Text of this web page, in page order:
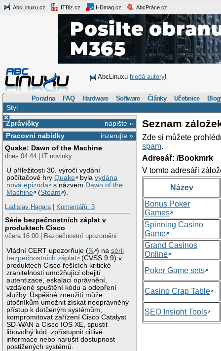
AbcLinuxu.cz ITBiz.cz HDmag.cz AbcPráce.cz
AbcLinuxu hledá autory!
Poradna FAQ Hardware Software Články Učebnice
Styl
×
napište »
Zprávičky
inzerujte »
Pracovní nabídky
Quake: Dawn of the Machine
dnes 04:44 | IT novinky
U příležitosti 30. výročí vydání
počítačové hryQuake bylavydána
nová epizoda
s názvem Dawn of the
Machine
(Steam ).
Ladislav Hagara| Komentářů: 3
Série bezpečnostních záplat v
produktech Cisco
včera 16:00 | Bezpečnostní upozornění
Vládní CERT upozorňuje (𝕏 ) nasérii
bezpečnostních záplat
(CVSS 9.9) v
produktech Cisco řešících kritické
zranitelnosti umožňující obejití
autentizace, eskalaci oprávnění,
vzdálené spuštění kódu a odepření
služby. Úspěšné zneužití může
útočníkům umožnit získat neoprávněný
přístup k dotčeným systémům,
kompromitovat zařízení Cisco Catalyst
SD-WAN a Cisco IOS XE, spustit
libovolný kód, zpřístupnit citlivé
informace nebo narušit dostupnost
postižených systémů.
Seznam
Zde si můžete
spam.
Adresář: /Bookmrk
V tomto adresáři
Název
Bonus Poker
Games
Spinning Casino
Game
Grand Casinos
Online
Poker Game sets
Casino Crap Table
SEO Insight Tools